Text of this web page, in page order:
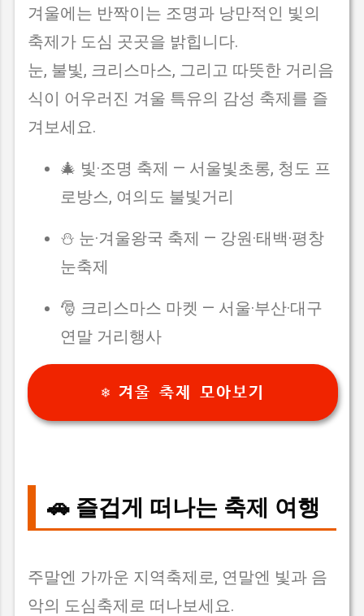
겨울에는 반짝이는 조명과 낭만적인 빛의
축제가 도심 곳곳을 밝힙니다.
눈, 불빛, 크리스마스, 그리고 따뜻한 거리음
식이 어우러진 겨울 특유의 감성 축제를 즐
겨보세요.
🎄 빛·조명 축제 — 서울빛초롱, 청도 프
로방스, 여의도 불빛거리
⛄ 눈·겨울왕국 축제 — 강원·태백·평창
눈축제
🎅 크리스마스 마켓 — 서울·부산·대구
연말 거리행사
❄️ 겨울 축제 모아보기
🚗 즐겁게 떠나는 축제 여행
주말엔 가까운 지역축제로, 연말엔 빛과 음
악의 도심축제로 떠나보세요.